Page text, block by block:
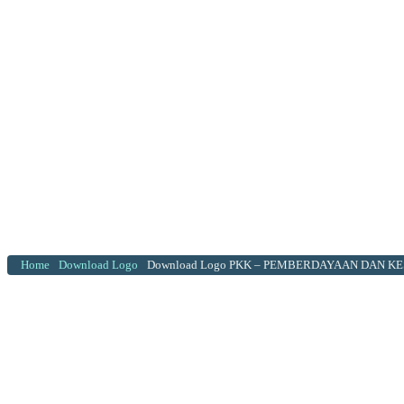
Home Download Logo Download Logo PKK – PEMBERDAYAAN DAN